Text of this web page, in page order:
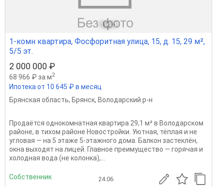
1 из 1
1-комн квартира, Фосфоритная улица, 15, д. 15, 29 м²,
5/5 эт.
2 000 000 ₽
68 966 ₽ за м2
Ипотека от 10 645 ₽ в месяц
Брянская область, Брянск, Володарский р-н
Продаётся однокомнатная квартира 29,1 м² в Володарском
районе, в тихом районе Новостройки. Уютная, тёплая и не
угловая — на 5 этаже 5-этажного дома. Балкон застеклён,
окна выходят на лицей. Главное преимущество — горячая и
холодная вода (не колонка),...
Собственник 24.06